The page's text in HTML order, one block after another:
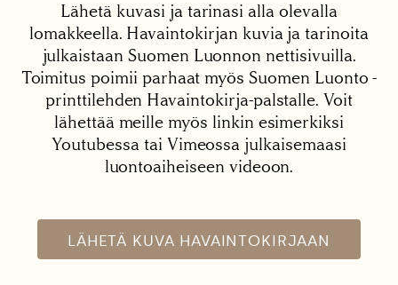
Lähetä kuvasi ja tarinasi alla olevalla
lomakkeella. Havaintokirjan kuvia ja tarinoita
julkaistaan Suomen Luonnon nettisivuilla.
Toimitus poimii parhaat myös Suomen Luonto -
printtilehden Havaintokirja-palstalle. Voit
lähettää meille myös linkin esimerkiksi
Youtubessa tai Vimeossa julkaisemaasi
luontoaiheiseen videoon.
LÄHETÄ KUVA HAVAINTOKIRJAAN